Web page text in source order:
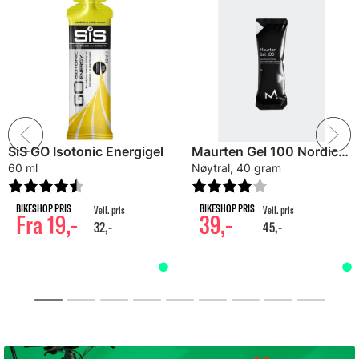
SiS GO Isotonic Energigel
60 ml
Fra 19,- 32,-
Karakter:
Maurten Gel 100 Nordic Energigel
Nøytral, 40 gram
39,- 45,-
Karakter: